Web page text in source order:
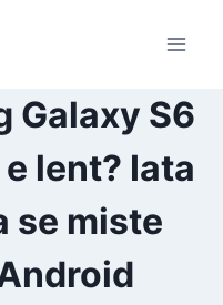
Galaxy S6
lent? Iata
se miste